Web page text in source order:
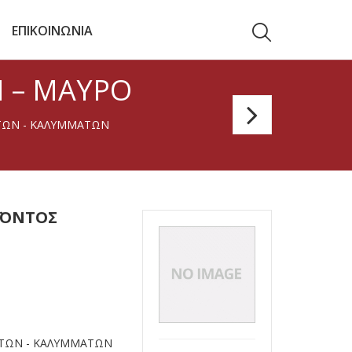
ΕΠΙΚΟΙΝΩΝΙΑ
– ΜΑΎΡΟ
- ΚΑΛΥΜΜΑΤΩΝ
Carbie
Poles
Βάση
1,5”
- ΚΑΛΥΜΜΆΤΩΝ